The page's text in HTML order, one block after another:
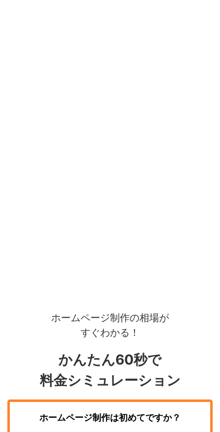
ホームページ制作の相場が
すぐわかる！
かんたん60秒で
料金シミュレーション
ホームページ制作は初めてですか？